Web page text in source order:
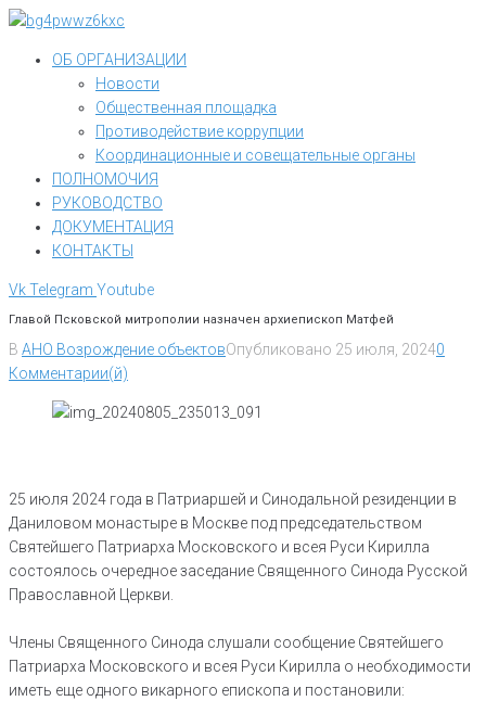
Перейти
контентуОБ ОРГАНИЗАЦИИ
Новости
Общественная площадка
Противодействие коррупции
Координационные и совещательные органы
ПОЛНОМОЧИЯ
РУКОВОДСТВО
ДОКУМЕНТАЦИЯ
КОНТАКТЫ
VkTelegram Youtube
Главой Псковской митрополии назначен архиепископ Матфей
В АНО Возрождение объектовОпубликовано 25 июля, 20240
Комментарии(й)
25 июля 2024 года в Патриаршей и Синодальной резиденции в
Даниловом монастыре в Москве под председательством
Святейшего Патриарха Московского и всея Руси Кирилла
состоялось очередное заседание Священного Синода Русской
Православной Церкви.
Члены Священного Синода слушали сообщение Святейшего
Патриарха Московского и всея Руси Кирилла о необходимости
иметь еще одного викарного епископа и постановили: